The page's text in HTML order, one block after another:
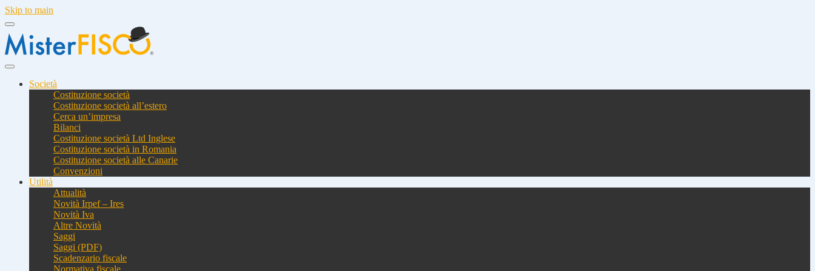
Skip to main
Società
Costituzione società
Costituzione società all’estero
Cerca un’impresa
Bilanci
Costituzione società Ltd Inglese
Costituzione società in Romania
Costituzione società alle Canarie
Convenzioni
Utilità
Attualità
Novità Irpef – Ires
Novità Iva
Altre Novità
Saggi
Saggi (PDF)
Scadenzario fiscale
Normativa fiscale